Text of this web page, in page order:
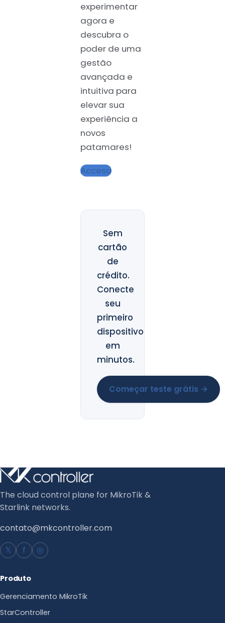
experimentar
agora e
descubra o
poder de uma
gestão
avançada e
intuitiva para
elevar sua
experiência a
novos
patamares!
Acceso
Sem
cartão
de
crédito.
Conecte
seu
primeiro
dispositivo
em
minutos.
Começar teste grátis →
The cloud control plane for MikroTik &
Starlink networks.
contato@mkcontroller.com
𝕏
f ◎
Produto
Gerenciamento MikroTik
StarController